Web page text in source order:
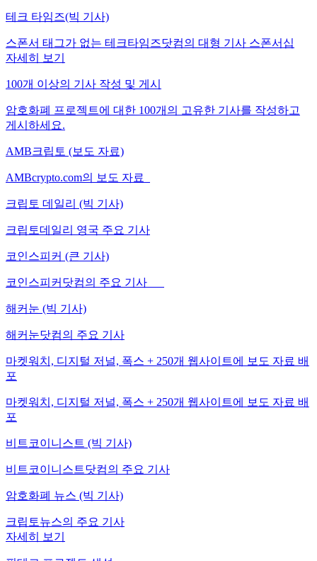
테크 타임즈(빅 기사)
스폰서 태그가 없는 테크타임즈닷컴의 대형 기사 스폰서십
자세히 보기
100개 이상의 기사 작성 및 게시
암호화폐 프로젝트에 대한 100개의 고유한 기사를 작성하고
게시하세요.
AMB크립토 (보도 자료)
AMBcrypto.com의 보도 자료
크립토 데일리 (빅 기사)
크립토데일리 영국 주요 기사
코인스피커 (큰 기사)
코인스피커닷컴의 주요 기사
해커눈 (빅 기사)
해커눈닷컴의 주요 기사
마켓워치, 디지털 저널, 폭스 + 250개 웹사이트에 보도 자료 배
포
마켓워치, 디지털 저널, 폭스 + 250개 웹사이트에 보도 자료 배
포
비트코이니스트 (빅 기사)
비트코이니스트닷컴의 주요 기사
암호화폐 뉴스 (빅 기사)
크립토뉴스의 주요 기사
자세히 보기